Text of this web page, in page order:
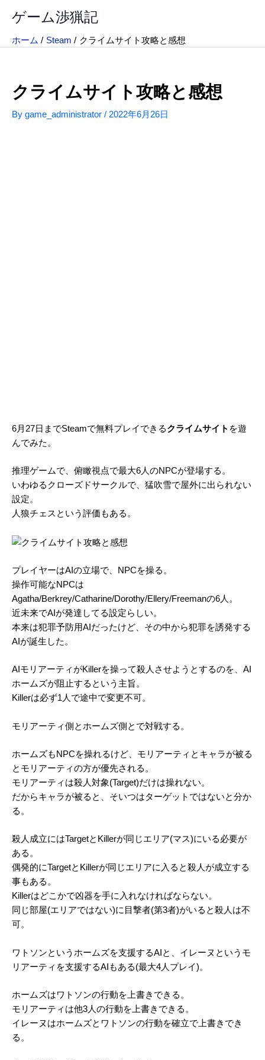
ス
ゲーム渉猟記
ホーム Steam クライムサイト攻略と感想
クライムサイト攻略と感想
By game_administrator / 2022年6月26日
6月27日までSteamで無料プレイできるクライムサイト を遊
んでみた。
推理ゲームで、俯瞰視点で最大6人のNPCが登場する。
いわゆるクローズドサークルで、猛吹雪で屋外に出られない
設定。
人狼チェスという評価もある。
プレイヤーはAIの立場で、NPCを操る。
操作可能なNPCは
Agatha/Berkrey/Catharine/Dorothy/Ellery/Freemanの6人。
近未来でAIが発達してる設定らしい。
本来は犯罪予防用AIだったけど、その中から犯罪を誘発する
AIが誕生した。
AIモリアーティがKillerを操って殺人させようとするのを、AI
ホームズが阻止するという主旨。
Killerは必ず1人で途中で変更不可。
モリアーティ側とホームズ側とで対戦する。
ホームズもNPCを操れるけど、モリアーティとキャラが被る
とモリアーティの方が優先される。
モリアーティは殺人対象(Target)だけは操れない。
だからキャラが被ると、そいつはターゲットではないと分か
る。
殺人成立にはTargetとKillerが同じエリア(マス)にいる必要が
ある。
偶発的にTargetとKillerが同じエリアに入ると殺人が成立する
事もある。
Killerはどこかで凶器を手に入れなければならない。
同じ部屋(エリアではない)に目撃者(第3者)がいると殺人は不
可。
ワトソンというホームズを支援するAIと、イレーヌというモ
リアーティを支援するAIもある(最大4人プレイ)。
ホームズはワトソンの行動を上書きできる。
モリアーティは他3人の行動を上書きできる。
イレーヌはホームズとワトソンの行動を確立で上書きでき
る。